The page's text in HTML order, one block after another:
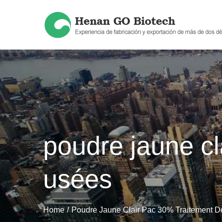
poudre jaune
usées
Home Poudre Jaune Clair Pac 30% Traitement